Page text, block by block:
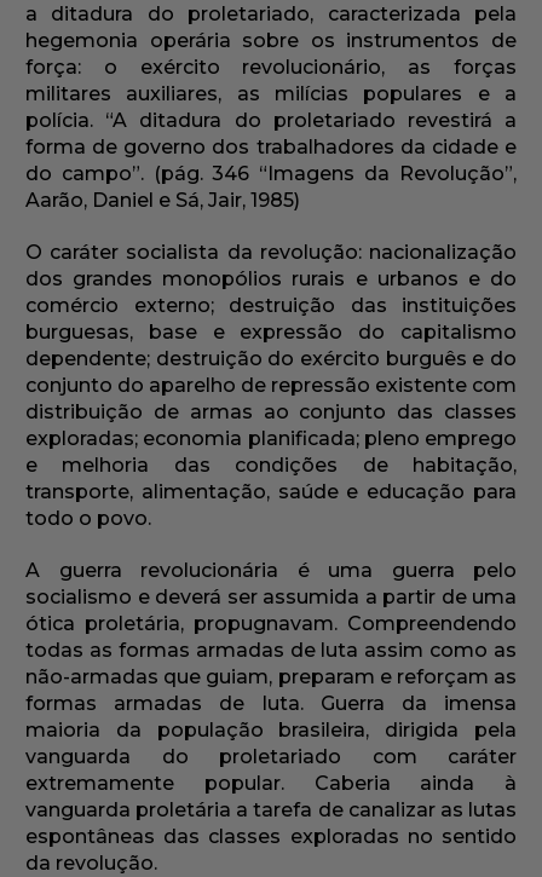
a ditadura do proletariado, caracterizada pela
hegemonia operária sobre os instrumentos de
força: o exército revolucionário, as forças
militares auxiliares, as milícias populares e a
polícia. “A ditadura do proletariado revestirá a
forma de governo dos trabalhadores da cidade e
do campo”. (pág. 346 “Imagens da Revolução”,
Aarão, Daniel e Sá, Jair, 1985)
O caráter socialista da revolução: nacionalização
dos grandes monopólios rurais e urbanos e do
comércio externo; destruição das instituições
burguesas, base e expressão do capitalismo
dependente; destruição do exército burguês e do
conjunto do aparelho de repressão existente com
distribuição de armas ao conjunto das classes
exploradas; economia planificada; pleno emprego
e melhoria das condições de habitação,
transporte, alimentação, saúde e educação para
todo o povo.
A guerra revolucionária é uma guerra pelo
socialismo e deverá ser assumida a partir de uma
ótica proletária, propugnavam. Compreendendo
todas as formas armadas de luta assim como as
não-armadas que guiam, preparam e reforçam as
formas armadas de luta. Guerra da imensa
maioria da população brasileira, dirigida pela
vanguarda do proletariado com caráter
extremamente popular. Caberia ainda à
vanguarda proletária a tarefa de canalizar as lutas
espontâneas das classes exploradas no sentido
da revolução.